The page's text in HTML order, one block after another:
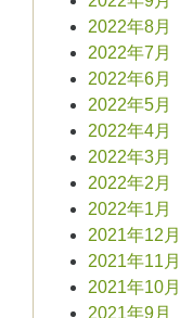
2022年8月
2022年7月
2022年6月
2022年5月
2022年4月
2022年3月
2022年2月
2022年1月
2021年12月
2021年11月
2021年10月
2021年9月